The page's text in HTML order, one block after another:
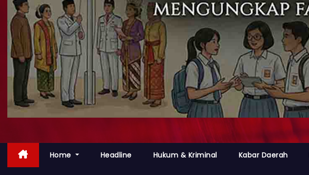
Home Headline Hukum & Kriminal Kabar Daerah